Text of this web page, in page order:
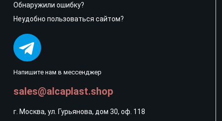
Напишите нам в мессенджер
sales@alcaplast.shop
г. Москва, ул. Гурьянова, дом 30, оф. 118
Обнаружили ошибку?
Неудобно пользоваться сайтом?